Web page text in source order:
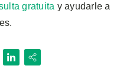
gratuita y ayudarle a
LinkedIn
Share